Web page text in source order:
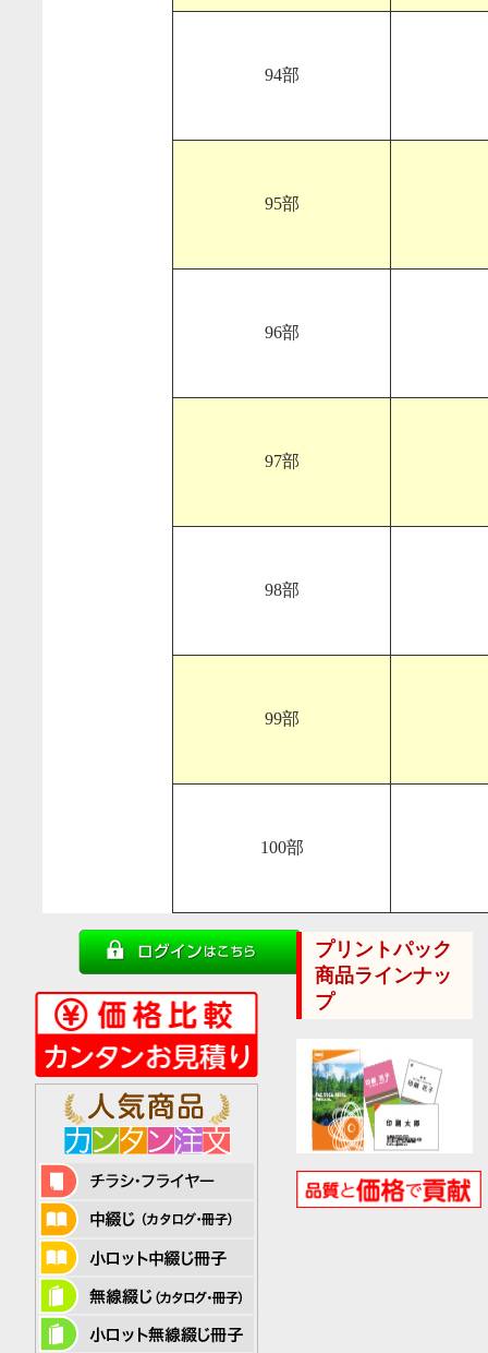
94部
95部
96部
97部
98部
99部
100部
プリントパック
商品ラインナッ
プ